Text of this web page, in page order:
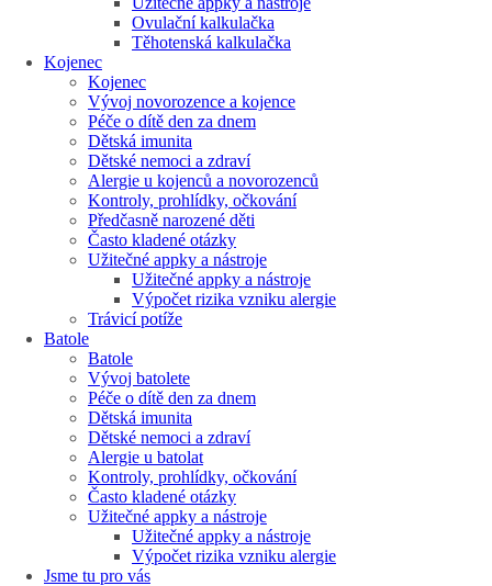
Ovulační kalkulačka
Těhotenská kalkulačka
Kojenec
Kojenec
Vývoj novorozence a kojence
Péče o dítě den za dnem
Dětská imunita
Dětské nemoci a zdraví
Alergie u kojenců a novorozenců
Kontroly, prohlídky, očkování
Předčasně narozené děti
Často kladené otázky
Užitečné appky a nástroje
Užitečné appky a nástroje
Výpočet rizika vzniku alergie
Trávicí potíže
Batole
Batole
Vývoj batolete
Péče o dítě den za dnem
Dětská imunita
Dětské nemoci a zdraví
Alergie u batolat
Kontroly, prohlídky, očkování
Často kladené otázky
Užitečné appky a nástroje
Užitečné appky a nástroje
Výpočet rizika vzniku alergie
Jsme tu pro vás